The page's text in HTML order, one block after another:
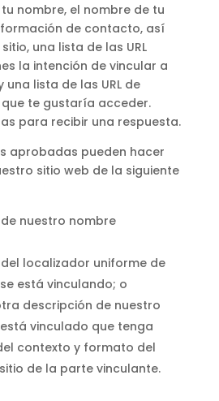
tu nombre, el nombre de tu
de contacto, así
una lista de las URL
la intención de vincular a
lista de las URL de
te gustaría acceder.
para recibir una respuesta.
aprobadas pueden hacer
sitio web de la siguiente
nuestro nombre
localizador uniforme de
está vinculando; o
descripción de nuestro
vinculado que tenga
contexto y formato del
de la parte vinculante.